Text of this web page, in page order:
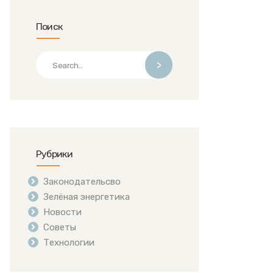
Поиск
>
Рубрики
Законодательсво
Зелёная энергетика
Новости
Советы
Технологии